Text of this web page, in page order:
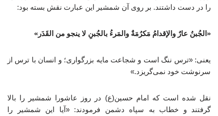
را در دست داشتند. بر روی آن شمشیر این عبارت نقش بسته بود:
«الجُبنُ عارٌ والإقدامُ مَکرُمَةٌ والمَرءُ بالجُبنِ لا ینجو من القَدَر»
یعنی: «ترس ننگ است و شجاعت مایه بزرگواری؛ و انسان با ترس از
سرنوشت خود نمی‌گریزد.»
نقل شده است که امام حسین(ع) در روز عاشورا شمشیر را بالا
گرفتند و خطاب به سپاه دشمن فرمودند: «آیا این شمشیر را